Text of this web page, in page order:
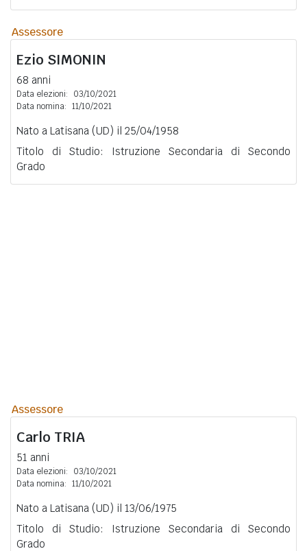
Assessore
Ezio SIMONIN
68 anni
Data elezioni:
03/10/2021
Data nomina: 11/10/2021
Nato a Latisana (UD) il 25/04/1958
Titolo di Studio: Istruzione Secondaria di Secondo
Grado
Assessore
Carlo TRIA
51 anni
Data elezioni:
03/10/2021
Data nomina: 11/10/2021
Nato a Latisana (UD) il 13/06/1975
Titolo di Studio: Istruzione Secondaria di Secondo
Grado